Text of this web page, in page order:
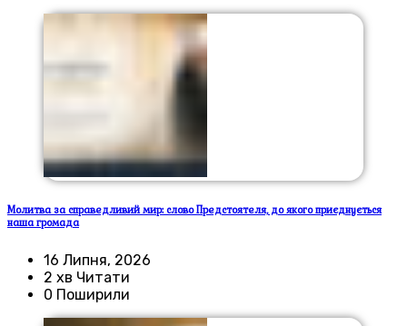
Молитва за справедливий мир: слово Предстоятеля, до якого приєднується
наша громада
16 Липня, 2026
2 хв Читати
0 Поширили